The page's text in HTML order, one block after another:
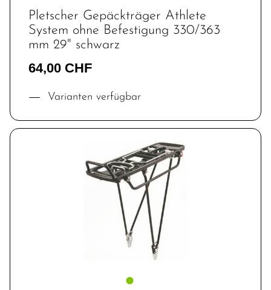
Pletscher Gepäckträger Athlete
System ohne Befestigung 330/363
mm 29" schwarz
64,00 CHF
Varianten verfügbar